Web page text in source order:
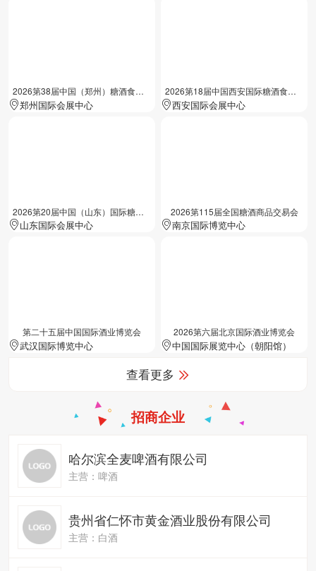
2026第38届中国（郑州）糖酒食品交易会
郑州国际会展中心
2026第18届中国西安国际糖酒食品展览会
西安国际会展中心
2026第20届中国（山东）国际糖酒食品交易会
山东国际会展中心
2026第115届全国糖酒商品交易会
南京国际博览中心
第二十五届中国国际酒业博览会
武汉国际博览中心
2026第六届北京国际酒业博览会
中国国际展览中心（朝阳馆）
查看更多
招商企业
哈尔滨全麦啤酒有限公司
主营：啤酒
贵州省仁怀市黄金酒业股份有限公司
主营：白酒